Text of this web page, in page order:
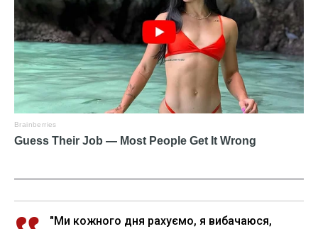
"Ми кожного дня рахуємо, я вибачаюся,